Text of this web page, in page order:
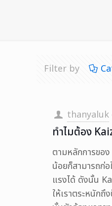
Filter by
thanyaluk
ทำไมต้อง
ตามหลักการขอ
น้อยก็สามารถก่อ
แรงได้ ดังนั้น
ให้เราตระหนัก